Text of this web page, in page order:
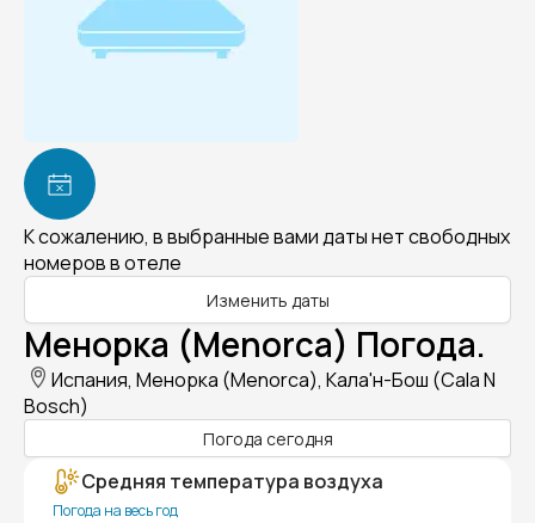
К сожалению, в выбранные вами даты нет свободных
номеров в отеле
Изменить даты
Менорка (Menorca) Погода.
Испания, Менорка (Menorca), Кала'н-Бош (Cala N
Bosch)
Погода сегодня
Средняя температура воздуха
Погода на весь год